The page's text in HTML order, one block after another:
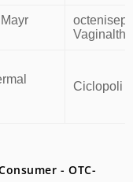
Ciclopoli
- OTC-